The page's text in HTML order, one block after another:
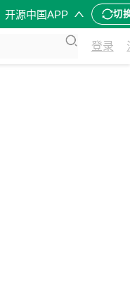
开源中国APP 切
登录